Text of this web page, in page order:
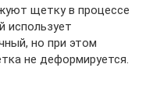
щетку в процессе
использует
но при этом
не деформируется.